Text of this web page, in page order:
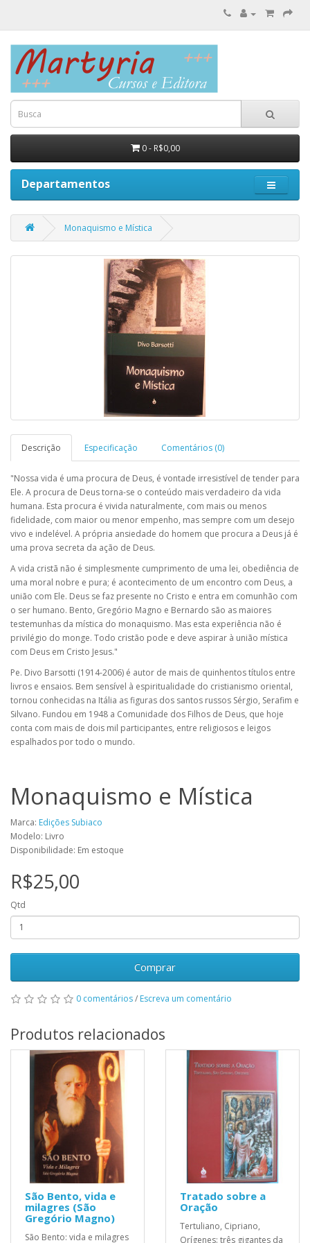
0 - R$0,00
Departamentos
Monaquismo e Mística
Descrição Especificação Comentários (0)
"Nossa vida é uma procura de Deus, é vontade irresistível de tender para
Ele. A procura de Deus torna-se o conteúdo mais verdadeiro da vida
humana. Esta procura é vivida naturalmente, com mais ou menos
fidelidade, com maior ou menor empenho, mas sempre com um desejo
vivo e indelével. A própria ansiedade do homem que procura a Deus já é
uma prova secreta da ação de Deus.
A vida cristã não é simplesmente cumprimento de uma lei, obediência de
uma moral nobre e pura; é acontecimento de um encontro com Deus, a
união com Ele. Deus se faz presente no Cristo e entra em comunhão com
o ser humano. Bento, Gregório Magno e Bernardo são as maiores
testemunhas da mística do monaquismo. Mas esta experiência não é
privilégio do monge. Todo cristão pode e deve aspirar à união mística
com Deus em Cristo Jesus."
Pe. Divo Barsotti (1914-2006) é autor de mais de quinhentos títulos entre
livros e ensaios. Bem sensível à espiritualidade do cristianismo oriental,
tornou conhecidas na Itália as figuras dos santos russos Sérgio, Serafim e
Silvano. Fundou em 1948 a Comunidade dos Filhos de Deus, que hoje
conta com mais de dois mil participantes, entre religiosos e leigos
espalhados por todo o mundo.
Monaquismo e Mística
Marca: Edições Subiaco
Modelo: Livro
Disponibilidade: Em estoque
R$25,00
Qtd
Comprar
0 comentários/ Escreva um comentário
Produtos relacionados
São Bento, vida e
milagres (São
Gregório Magno)
São Bento: vida e milagres
Tratado sobre a
Oração
Tertuliano, Cipriano,
Orígenes: três gigantes da